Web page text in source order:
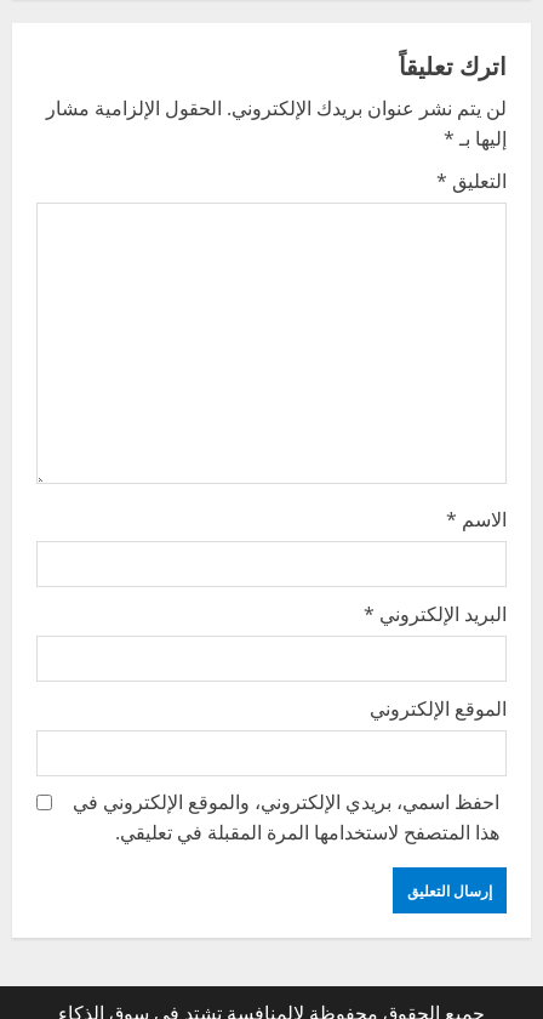
v
i
g
اترك تعليقاً
لن يتم نشر عنوان بريدك الإلكتروني. الحقول الإلزامية مشار
إليها بـ*
التعليق *
الاسم *
البريد الإلكتروني *
الموقع الإلكتروني
احفظ اسمي، بريدي الإلكتروني، والموقع الإلكتروني في
هذا المتصفح لاستخدامها المرة المقبلة في تعليقي.
جميع الحقوق محفوظة لالمنافسة تشتد في سوق الذكاء